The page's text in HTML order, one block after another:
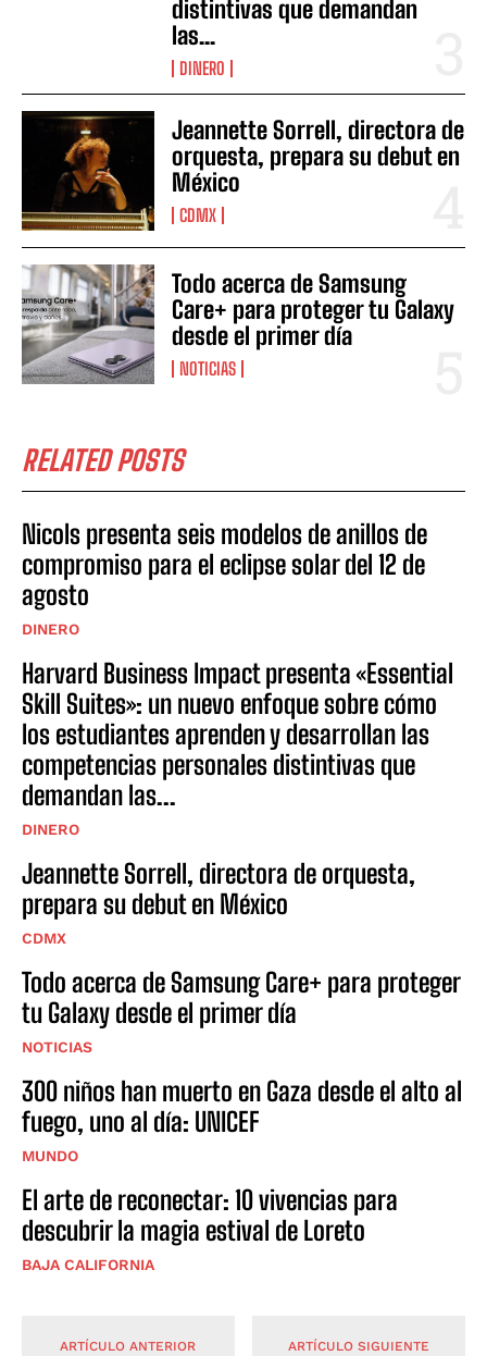
distintivas que demandan
las...
DINERO
Jeannette Sorrell, directora de
orquesta, prepara su debut en
México
CDMX
Todo acerca de Samsung
Care+ para proteger tu Galaxy
desde el primer día
NOTICIAS
RELATED POSTS
Nicols presenta seis modelos de anillos de
compromiso para el eclipse solar del 12 de
agosto
DINERO
Harvard Business Impact presenta «Essential
Skill Suites»: un nuevo enfoque sobre cómo
los estudiantes aprenden y desarrollan las
competencias personales distintivas que
demandan las...
DINERO
Jeannette Sorrell, directora de orquesta,
prepara su debut en México
CDMX
Todo acerca de Samsung Care+ para proteger
tu Galaxy desde el primer día
NOTICIAS
300 niños han muerto en Gaza desde el alto al
fuego, uno al día: UNICEF
MUNDO
El arte de reconectar: 10 vivencias para
descubrir la magia estival de Loreto
BAJA CALIFORNIA
ARTÍCULO ANTERIOR ARTÍCULO SIGUIENTE